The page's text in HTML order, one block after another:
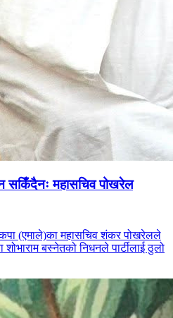
सकिँदैनः महासचिव पोखरेल
(एमाले)का महासचिव शंकर पोखरेलले
बस्नेतको निधनले पार्टीलाई ठुलो